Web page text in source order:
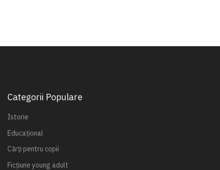
Categorii Populare
Istorie
Educațional
Cărți pentru copii
Ficțiune young adult